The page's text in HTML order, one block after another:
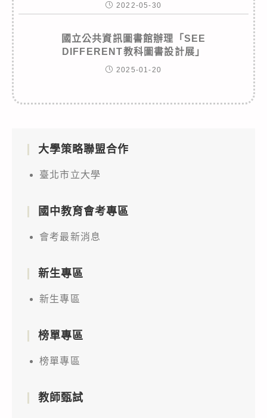
2022-05-30
國立公共資訊圖書館辦理「SEE
DIFFERENT教科圖書設計展」
2025-01-20
大學策略聯盟合作
臺北市立大學
國中教育會考專區
會考最新消息
新生專區
新生專區
榜單專區
榜單專區
教師甄試